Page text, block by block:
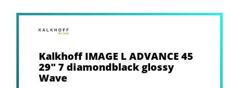
Kalkhoff IMAGE L ADVANCE 45
29" 7 diamondblack glossy
Wave